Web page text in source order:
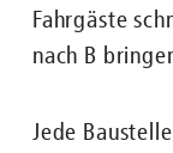
Fahrgäste
nach B
Jede